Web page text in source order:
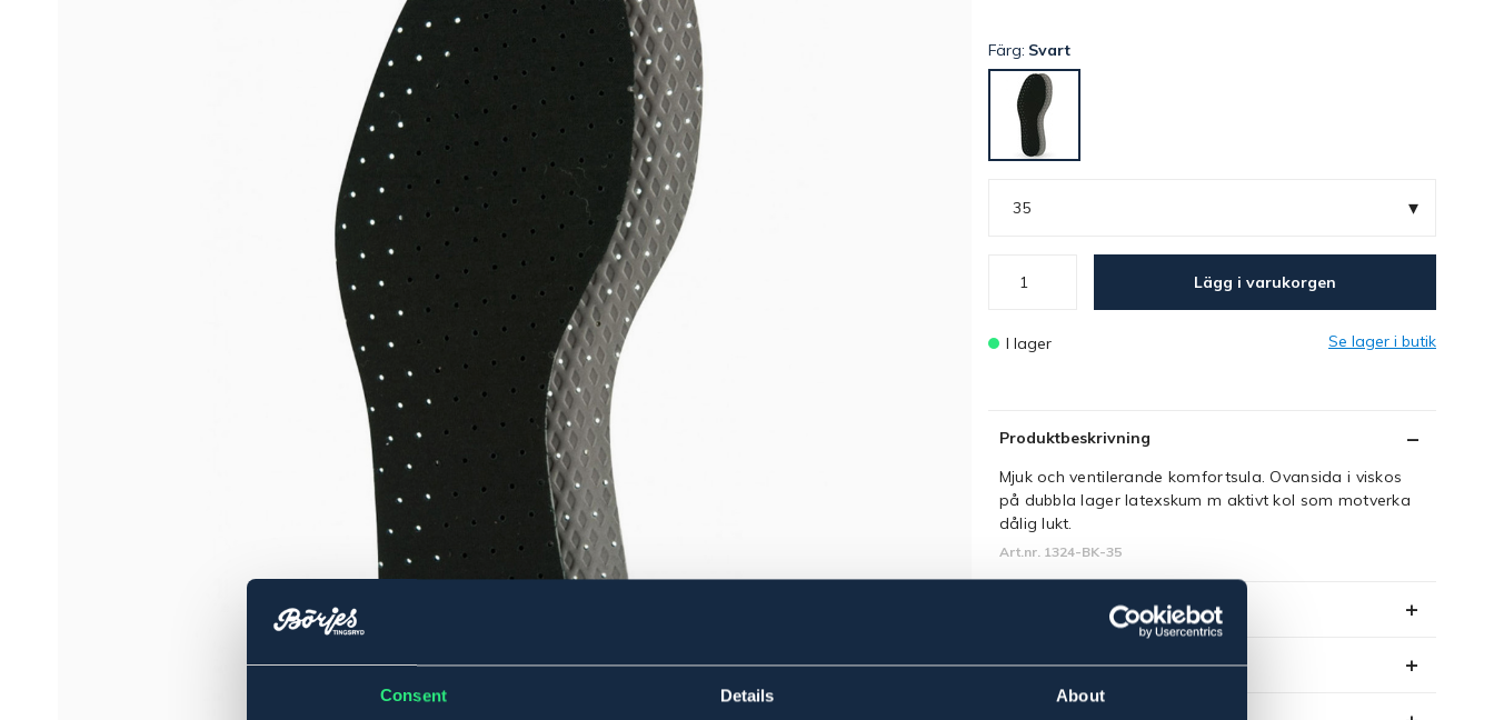
Consent Details About
Färg: Svart
35 ▾
Lägg i varukorgen
I lager Se lager i butik
Produktbeskrivning
Mjuk och ventilerande komfortsula. Ovansida i viskos
på dubbla lager latexskum m aktivt kol som motverka
dålig lukt.
Art.nr. 1324-BK-35
Se lager i butik
Recensioner